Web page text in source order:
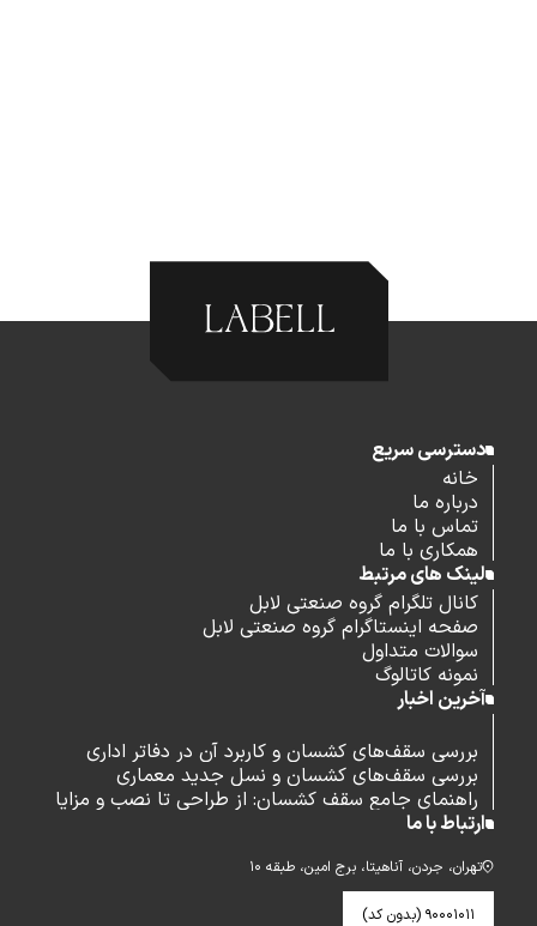
دسترسی سریع
خانه
درباره ما
تماس با ما
همکاری با ما
لینک های مرتبط
کانال تلگرام گروه صنعتی لابل
صفحه اینستاگرام گروه صنعتی لابل
سوالات متداول
نمونه کاتالوگ
آخرین اخبار
بررسی سقف‌های کشسان و کاربرد آن در دفاتر اداری
بررسی سقف‌های کشسان و نسل جدید معماری
راهنمای جامع سقف کشسان: از طراحی تا نصب و مزایا
ارتباط با ما
تهران، جردن، آناهیتا، برج امین، طبقه ۱۰
۹۰۰۰۱۰۱۱ (بدون کد)